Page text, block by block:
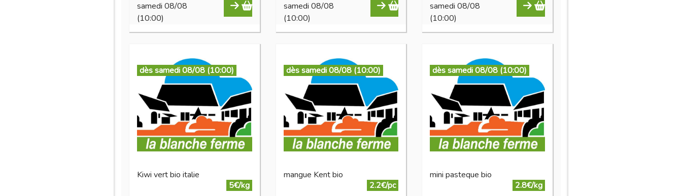
samedi 08/08
(10:00)
samedi 08/08
(10:00)
samedi 08/08
(10:00)
dès samedi 08/08 (10:00)
Kiwi vert bio italie
5€/kg
dès samedi 08/08 (10:00)
mangue Kent bio
2.2€/pc
dès samedi 08/08 (10:00)
mini pasteque bio
2.8€/kg